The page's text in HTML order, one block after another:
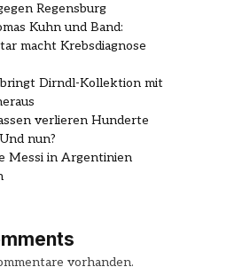
Regensburg
Kuhn und Band:
macht Krebsdiagnose
Dirndl-Kollektion mit
verlieren Hunderte
nun?
Messi in Argentinien
vorhanden.